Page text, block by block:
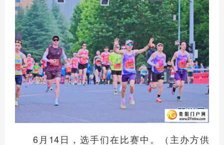
6月14日，众多贵阳市民和志愿者在赛道旁
为贵马参赛选手加油。（主办方供图）